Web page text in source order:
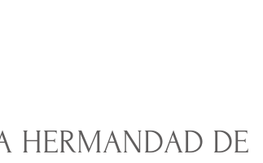
HERMANDAD DE